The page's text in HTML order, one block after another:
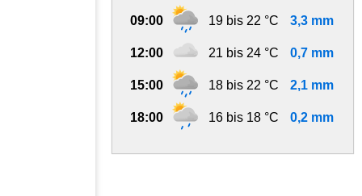
09:00 19 bis 22 °C 3,3 mm
12:00 21 bis 24 °C 0,7 mm
15:00 18 bis 22 °C 2,1 mm
18:00 16 bis 18 °C 0,2 mm